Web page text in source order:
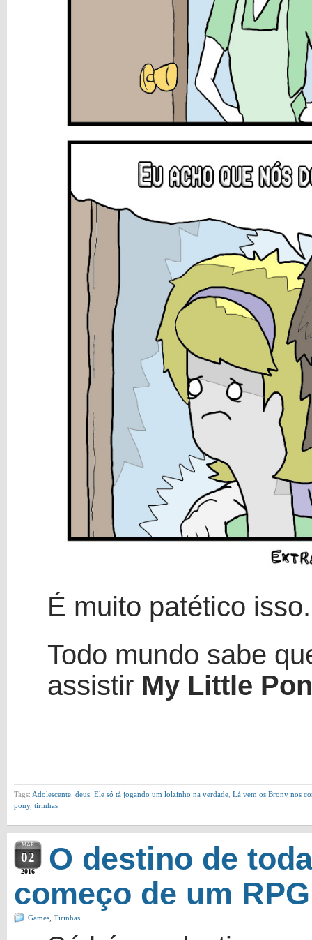
É muito patético isso.
Todo mundo sabe
assistir My Little
Tags: Adolescente deus Ele só tá jogando um lolzinho na verdade Lá vem os Brony nos
pony, tirinhas
MAR
02
2016
O destino de
começo de um RPG
Games Tirinhas